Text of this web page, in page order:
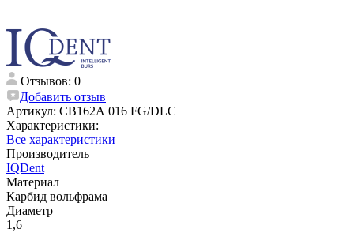
Отзывов: 0
Добавить отзыв
Артикул: CB162А 016 FG/DLC
Характеристики:
Все характеристики
Производитель
IQDent
Материал
Карбид вольфрама
Диаметр
1,6